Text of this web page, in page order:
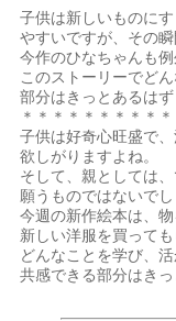
子供は新しいものに
やすいですが、その
今作のひなちゃんも例
このストーリーでど
部分はきっとあるはず
＊＊＊＊＊＊＊＊＊＊
子供は好奇心旺盛で
欲しがりますよね。
そして、親としては
願うものではないでし
今週の新作絵本は、
新しい洋服を買って
どんなことを学び、活
共感できる部分はき